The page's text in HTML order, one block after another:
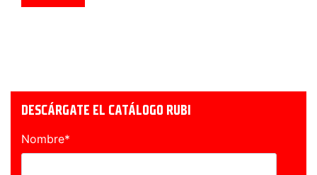
DESCÁRGATE EL CATÁLOGO RUBI
Nombre*